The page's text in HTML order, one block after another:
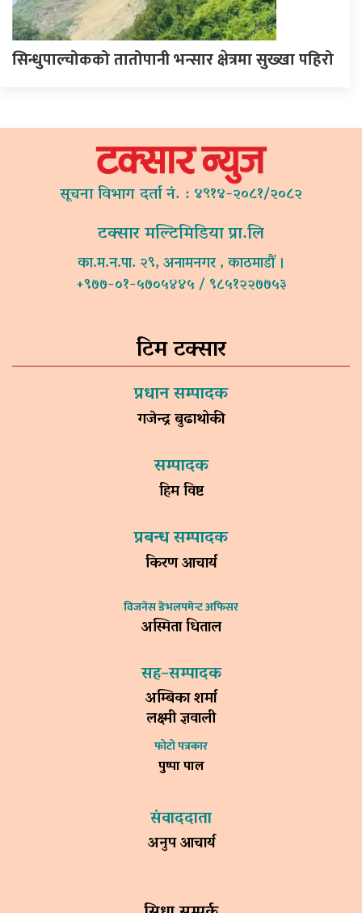
सिन्धुपाल्चोकको तातोपानी भन्सार क्षेत्रमा सुख्खा पहिरो
सूचना विभाग दर्ता नं. : ४९१४-२०८१/२०८२
टक्सार मल्टिमिडिया प्रा.लि
का.म.न.पा. २९, अनामनगर , काठमाडौं ।
+९७७-०१-५७०५४४५ / ९८५१२२७७५३
टिम टक्सार
प्रधान सम्पादक
गजेन्द्र बुढाथोकी
सम्पादक
हिम विष्ट
प्रबन्ध सम्पादक
किरण आचार्य
विजनेस डेभलपमेन्ट अफिसर
अस्मिता धिताल
सह–सम्पादक
अम्बिका शर्मा
लक्ष्मी ज्ञवाली
फोटो पत्रकार
पुष्पा पाल
संवाददाता
अनुप आचार्य